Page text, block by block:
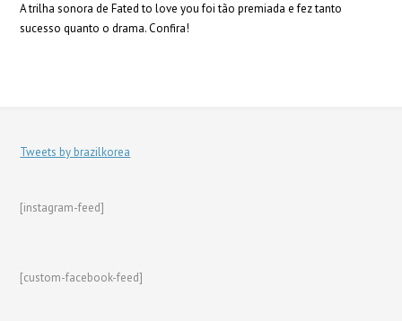
A trilha sonora de Fated to love you foi tão premiada e fez tanto
sucesso quanto o drama. Confira!
Tweets by brazilkorea
[instagram-feed]
[custom-facebook-feed]